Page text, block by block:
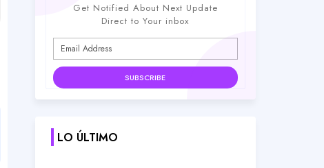
Get Notified About Next Update
Direct to Your inbox
LO ÚLTIMO